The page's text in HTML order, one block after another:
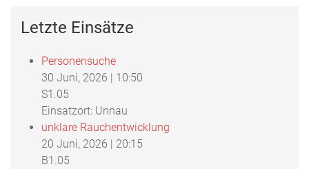
Letzte Einsätze
Personensuche
30 Juni, 2026 | 10:50
S1.05
Einsatzort: Unnau
unklare Rauchentwicklung
20 Juni, 2026 | 20:15
B1.05